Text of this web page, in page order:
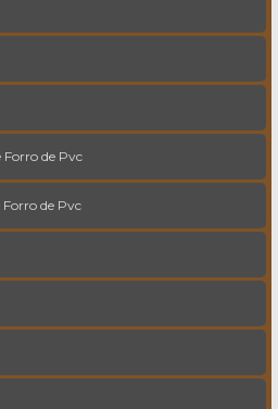
Forro de Pvc
Forro de Pvc